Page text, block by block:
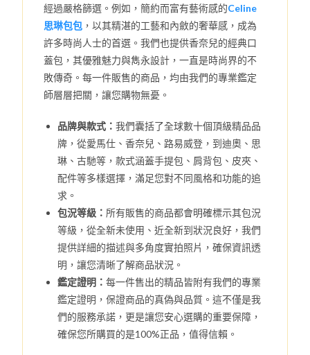
經過嚴格篩選。例如，簡約而富有藝術感的Celine
思琳包包 ，以其精湛的工藝和內斂的奢華感，成為
許多時尚人士的首選。我們也提供香奈兒的經典口
蓋包，其優雅魅力與雋永設計，一直是時尚界的不
敗傳奇。每一件販售的商品，均由我們的專業鑑定
師層層把關，讓您購物無憂。
品牌與款式：我們囊括了全球數十個頂級精品品
牌，從愛馬仕、香奈兒、路易威登，到迪奧、思
琳、古馳等，款式涵蓋手提包、肩背包、皮夾、
配件等多樣選擇，滿足您對不同風格和功能的追
求。
包況等級： 所有販售的商品都會明確標示其包況
等級，從全新未使用、近全新到狀況良好，我們
提供詳細的描述與多角度實拍照片，確保資訊透
明，讓您清晰了解商品狀況。
鑑定證明：每一件售出的精品皆附有我們的專業
鑑定證明，保證商品的真偽與品質。這不僅是我
們的服務承諾，更是讓您安心選購的重要保障，
確保您所購買的是100%正品，值得信賴。